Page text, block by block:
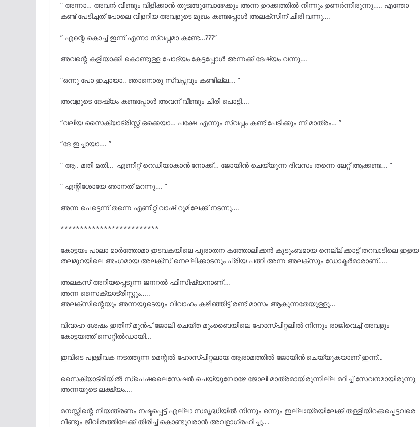
” അന്നാ… അവൻ വീണ്ടും വിളിക്കാൻ തുടങ്ങുമ്പോഴേക്കും അന്ന ഉറക്കത്തിൽ നിന്നും ഉണർന്നിരുന്നു….. എന്തോ
കണ്ട് പേടിച്ചത് പോലെ വിളറിയ അവളുടെ മുഖം കണ്ടപ്പോൾ അലക്സിന് ചിരി വന്നു….
” എന്റെ കൊച്ച് ഇന്ന് എന്നാ സ്വപ്നമാ കണ്ടേ…???”
അവന്റെ കളിയാക്കി കൊണ്ടുള്ള ചോദ്യം കേട്ടപ്പോൾ അന്നക്ക് ദേഷ്യം വന്നു….
“ഒന്നു പോ ഇച്ചായാ.. ഞാനൊരു സ്വപ്നവും കണ്ടില്ല…. ”
അവളുടെ ദേഷ്യം കണ്ടപ്പോൾ അവന് വീണ്ടും ചിരി പൊട്ടി….
“വലിയ സൈക്യാട്രിസ്റ്റ് ഒക്കെയാ… പക്ഷേ എന്നും സ്വപ്നം കണ്ട് പേടിക്കും ന്ന് മാത്രം… ”
“ദേ ഇച്ചായാ…. ”
” ആ.. മതി മതി…. എണീറ്റ് റെഡിയാകാൻ നോക്ക്… ജോയിൻ ചെയ്യുന്ന ദിവസം തന്നെ ലേറ്റ് ആക്കണ്ട…. ”
” എന്റിശോയേ ഞാനത് മറന്നു…. ”
അന്ന പെട്ടെന്ന് തന്നെ എണീറ്റ് വാഷ് റൂമിലേക്ക് നടന്നു….
*************************
കോട്ടയം പാലാ മാർത്തോമാ ഇടവകയിലെ പുരാതന കത്തോലിക്കൻ കുടുംബമായ നെല്ലിക്കാട്ട് തറവാടിലെ ഇളയ
തലമുറയിലെ അംഗമായ അലക്സ് നെല്ലിക്കാടനും പ്രിയ പത്നി അന്ന അലക്സും ഡോക്ടർമാരാണ്…..
അലകസ് അറിയപ്പെടുന്ന ജനറൽ ഫിസിഷ്യനാണ്….
അന്ന സൈക്യാട്രിസ്റ്റും…..
അലക്സിന്റെയും അന്നയുടെയും വിവാഹം കഴിഞ്ഞിട്ട് രണ്ട് മാസം ആകുന്നതേയുള്ളൂ…
വിവാഹ ശേഷം ഇതിന് മുൻപ് ജോലി ചെയ്ത മുംബൈയിലെ ഹോസ്പിറ്റലിൽ നിന്നും രാജിവെച്ച് അവളും
കോട്ടയത്ത് സെറ്റിൽഡായി…
ഇവിടെ പള്ളിവക നടത്തുന്ന മെന്റൽ ഹോസ്പിറ്റലായ ആരാമത്തിൽ ജോയിൻ ചെയ്യുകയാണ് ഇന്ന്…
സൈക്യാട്രിയിൽ സ്പെഷലൈസേഷൻ ചെയ്യുമ്പോഴേ ജോലി മാത്രമായിരുന്നില്ല മറിച്ച് സേവനമായിരുന്നു
അന്നയുടെ ലക്ഷ്യം….
മനസ്സിന്റെ നിയന്ത്രണം നഷ്ടപ്പെട്ട് എല്ലാ സമൃദ്ധിയിൽ നിന്നും ഒന്നും ഇല്ലായ്മയിലേക്ക് തള്ളിയിറക്കപ്പെട്ടവരെ
വീണ്ടും ജീവിതത്തിലേക്ക് തിരിച്ച് കൊണ്ടുവരാൻ അവളാഗ്രഹിച്ചു….